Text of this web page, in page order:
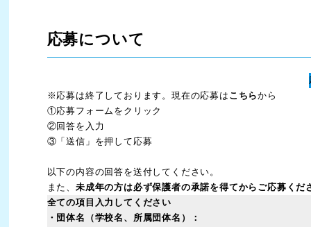
応募について
※応募は終了しております。現在の応募は こちらから
①応募フォームをクリック
②回答を入力
③「送信」を押して応募
以下の内容の回答を送付してください。
また、 未成年の方は必ず保護者の承諾を得てからご応募くだ
全ての項目入力してください
・団体名（学校名、所属団体名）：